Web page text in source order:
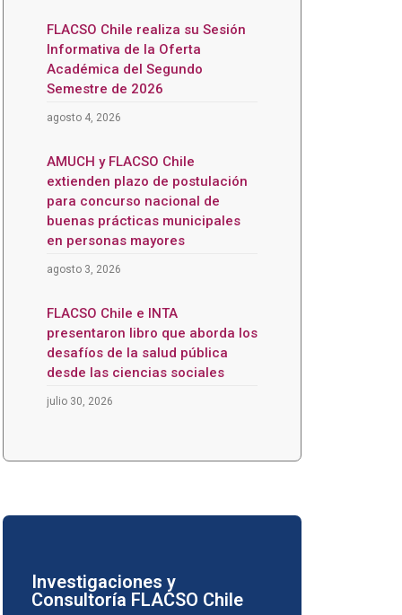
FLACSO Chile realiza su Sesión
Informativa de la Oferta
Académica del Segundo
Semestre de 2026
agosto 4, 2026
AMUCH y FLACSO Chile
extienden plazo de postulación
para concurso nacional de
buenas prácticas municipales
en personas mayores
agosto 3, 2026
FLACSO Chile e INTA
presentaron libro que aborda los
desafíos de la salud pública
desde las ciencias sociales
julio 30, 2026
Investigaciones y
Consultoría FLACSO Chile